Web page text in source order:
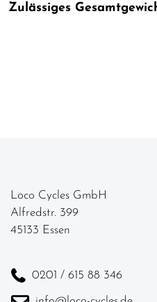
Zulässiges
Loco Cycles GmbH
Alfredstr. 399
45133 Essen
0201 / 615 88 346